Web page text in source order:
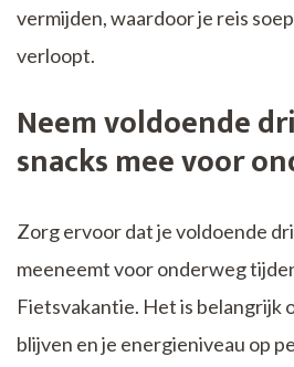
vermijden, waardoor je reis
verloopt.
Neem voldoende
snacks mee voor
Zorg ervoor dat je voldoende
meeneemt voor onderweg
Fietsvakantie. Het is belangrijk
blijven en je energieniveau op